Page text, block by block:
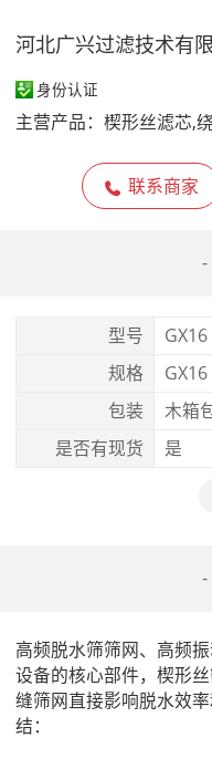
河北广兴过滤技术有
身份认证
主营产品：
联系商家
-
型号
GX16
规格
GX16
包装
木箱
是否有现货
是
-
高频脱水筛筛网、高频
设备的核心部件，楔形
缝筛网直接影响脱水效
结：